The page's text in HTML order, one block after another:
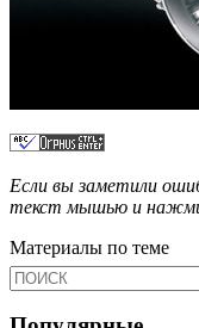
Если вы заметили
текст мышью и
Материалы по теме